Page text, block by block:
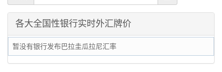
各大全国性银行实时外汇牌价
暂没有银行发布巴拉圭瓜拉尼汇率